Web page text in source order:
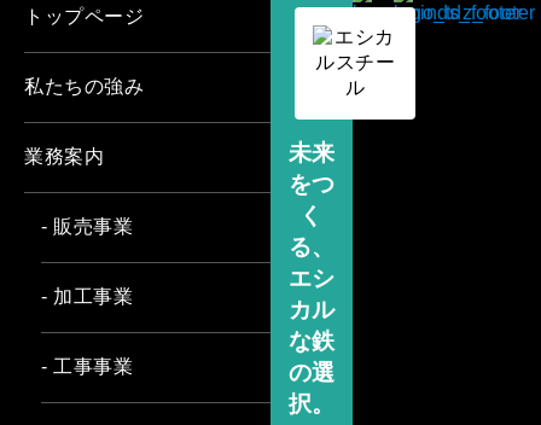
未来
をつ
く
る、
エシ
カル
な鉄
の選
択。
トップページ
私たちの強み
業務案内
- 販売事業
- 加工事業
- 工事事業